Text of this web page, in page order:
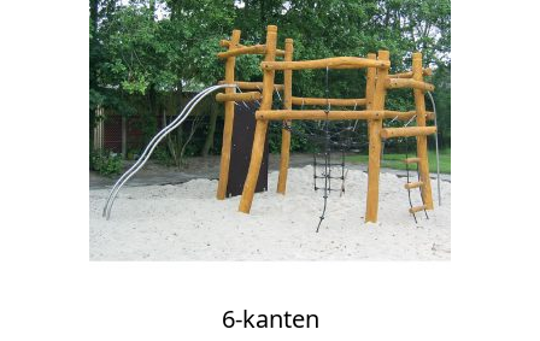
6-kanten